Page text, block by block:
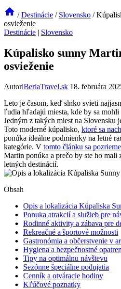
/ Destinácie / Slovensko /
osvieženie
Destinácie | Slovensko
Kúpalisko sunny
osvieženie
AutoriBeriaTravel.sk 18. februára
Leto je časom, keď slnko svieti
ľudia hľadajú miesta, kde by sa
Jedným z takých miest na Slovensku
Toto moderné kúpalisko, ktoré sa
ponúka ideálne podmienky na letné
kategórie. V tomto článku sa
Martin ponúka a prečo by ste ho mali
letných destinácií.
Obsah
Opis a lokalizácia Kúpaliska
Ponuka atrakcií a služieb pre
Rodinné aktivity a zábava pre
Rekreačné a športové možnosti
Gastronómia a občerstvenie v
Hygiena a bezpečnostné
Tipy na optimálnu návštevu
Sezónne špeciálne podujatia
Cenník a otváracie hodiny
Kľúčové poznatky